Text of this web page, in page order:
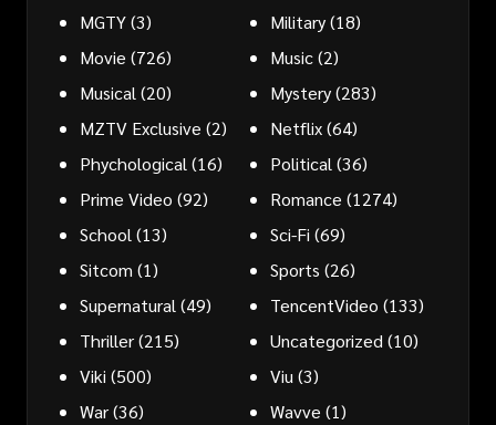
MGTY(3) Military(18)
Movie (726) Music(2)
Musical (20) Mystery(283)
MZTV Exclusive (2) Netflix(64)
Phychological (16) Political (36)
Prime Video (92) Romance (1274)
School (13) Sci-Fi (69)
Sitcom (1) Sports (26)
Supernatural (49) TencentVideo (133)
Thriller(215) Uncategorized (10)
Viki (500) Viu (3)
War(36) Wavve (1)